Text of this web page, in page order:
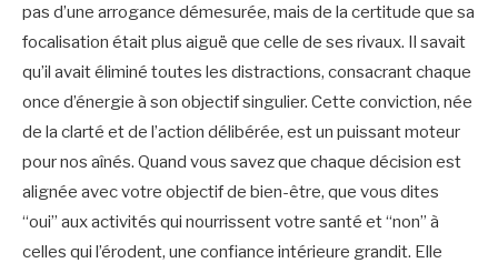
pas d’une arrogance démesurée, mais de la certitude que sa
focalisation était plus aiguë que celle de ses rivaux. Il savait
qu’il avait éliminé toutes les distractions, consacrant chaque
once d’énergie à son objectif singulier. Cette conviction, née
de la clarté et de l’action délibérée, est un puissant moteur
pour nos aînés. Quand vous savez que chaque décision est
alignée avec votre objectif de bien-être, que vous dites
“oui” aux activités qui nourrissent votre santé et “non” à
celles qui l’érodent, une confiance intérieure grandit. Elle